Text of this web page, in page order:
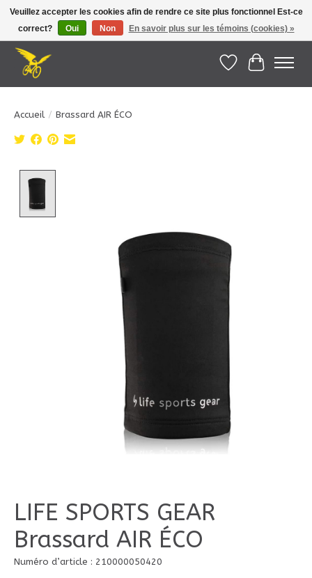
Le Pédalier | Îles de la Madeleine |info@lepedalier.com| 1-418-986-2965
Liste dePanier
Accueil / Brassard AIR ÉCO
LIFE SPORTS GEAR
Brassard AIR ÉCO
Numéro d’article : 210000050420
Veuillez accepter les cookies afin de rendre ce site plus fonctionnel Est-ce
correct?
Oui Non En savoir plus sur les témoins (cookies) »